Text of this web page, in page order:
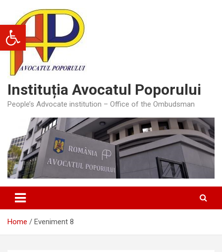
Deschide bara de unelte
content
Instituția Avocatul Poporului
People’s Advocate institution – Office of the Ombudsman
Home Eveniment 8